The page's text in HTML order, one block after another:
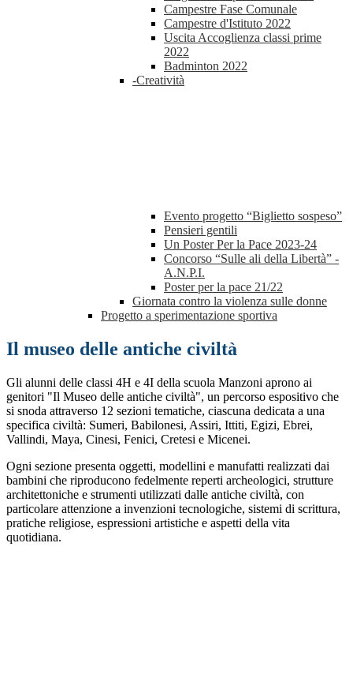
Campestre Fase Comunale
Campestre d'Istituto 2022
Uscita Accoglienza classi prime
2022
Badminton 2022
-Creatività
Evento progetto “Biglietto sospeso”
Pensieri gentili
Un Poster Per la Pace 2023-24
Concorso “Sulle ali della Libertà” -
A.N.P.I.
Poster per la pace 21/22
Giornata contro la violenza sulle donne
Progetto a sperimentazione sportiva
Il museo delle antiche civiltà
Gli alunni delle classi 4H e 4I della scuola Manzoni aprono ai
genitori "Il Museo delle antiche civiltà", un percorso espositivo che
si snoda attraverso 12 sezioni tematiche, ciascuna dedicata a una
specifica civiltà: Sumeri, Babilonesi, Assiri, Ittiti, Egizi, Ebrei,
Vallindi, Maya, Cinesi, Fenici, Cretesi e Micenei.
Ogni sezione presenta oggetti, modellini e manufatti realizzati dai
bambini che riproducono fedelmente reperti archeologici, strutture
architettoniche e strumenti utilizzati dalle antiche civiltà, con
particolare attenzione a invenzioni tecnologiche, sistemi di scrittura,
pratiche religiose, espressioni artistiche e aspetti della vita
quotidiana.